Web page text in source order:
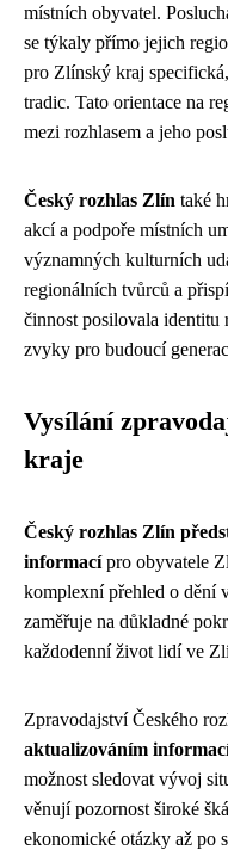
místních obyvatel.
se týkaly přímo jejich
pro Zlínský kraj
tradic. Tato orientace na
mezi rozhlasem a jeho
Český rozhlas Zlín také
akcí a podpoře místních
významných kulturních
regionálních tvůrců a
činnost posilovala identitu
zvyky pro budoucí
Vysílání
kraje
Český rozhlas Zlín
informacípro obyvatele
komplexní přehled o dění
zaměřuje na důkladné
každodenní život lidí ve
Zpravodajství Českého
aktualizováním
možnost sledovat vývoj
věnují pozornost široké
ekonomické otázky až po